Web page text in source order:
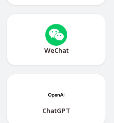
WeChat
ChatGPT